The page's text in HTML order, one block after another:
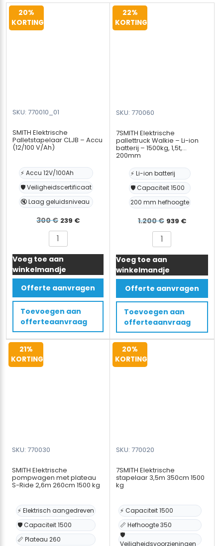
20%
KORTING
SKU: 770010_01
SMITH Elektrische
Palletstapelaar CLJB – Accu
(12/100 V/Ah)
⚡ Accu 12V/100Ah
🛡️ Veiligheidscertificaat
🔇 Laag geluidsniveau
300€ Oorspronkelijke
prijs
was:
300 €.
239 €Huidige
SMITH
Elektrische
Palletstapelaar
CLJB
–
Accu
(12/100
V/Ah)
aantal
Voeg toe aan
winkelmandje
Offerte aanvragen
Toevoegen aan
offerteaanvraag
22%
KORTING
SKU: 770060
7SMITH Elektrische
pallettruck Walkie – Li-ion
batterij – 1500kg, 1,5t,
200mm
⚡ Li-ion batterij
🛡️ Capaciteit 1500
200 mm hefhoogte
1.200€
prijs
was:
1.200 €.
939 €Huidige
7SMITH
Elektrische
pallettruck
Walkie
-
Li-
ion
batterij
-
Voeg toe aan
winkelmandje
Offerte aanvragen
Toevoegen aan
offerteaanvraag
21%
KORTING
SKU: 770030
SMITH Elektrische
pompwagen met plateau
S-Ride 2,6m 260cm 1500 kg
⚡ Elektrisch aangedreven
🛡️ Capaciteit 1500
📏 Plateau 260
20%
KORTING
SKU: 770020
7SMITH Elektrische
stapelaar 3,5m 350cm 1500
kg
⚡ Capaciteit 1500
📏 Hefhoogte 350
🛡️
Veiligheidsvoorzieningen